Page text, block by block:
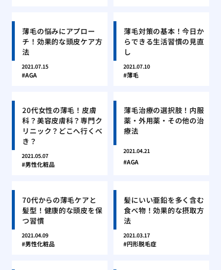
薄毛の悩みにアプロー
チ！効果的な頭皮ケア方
法
2021.07.15
AGA
薄毛対策の基本！今日か
らできる生活習慣の見直
し
2021.07.10
薄毛
20代女性の薄毛！皮膚
科？美容皮膚科？専門ク
リニック？どこへ行くべ
き？
2021.05.07
男性化粧品
薄毛治療の選択肢！内服
薬・外用薬・その他の治
療法
2021.04.21
AGA
70代からの薄毛ケアと
髪型！健康的な頭皮を保
つ習慣
2021.04.09
男性化粧品
髪にいい亜鉛を多く含む
食べ物！効果的な摂取方
法
2021.03.17
円形脱毛症